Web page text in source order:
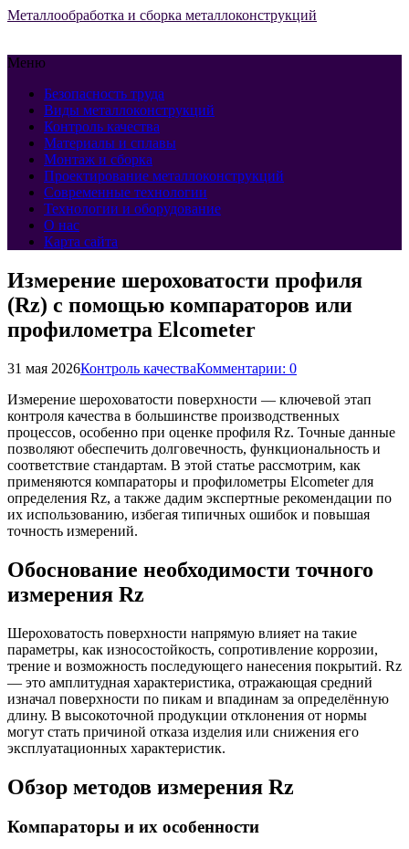
Металлообработка и сборка металлоконструкций
Меню
Безопасность труда
Виды металлоконструкций
Контроль качества
Материалы и сплавы
Монтаж и сборка
Проектирование металлоконструкций
Современные технологии
Технологии и оборудование
О нас
Карта сайта
Измерение шероховатости профиля
(Rz) с помощью компараторов или
профилометра Elcometer
31 мая 2026Контроль качестваКомментарии: 0
Измерение шероховатости поверхности — ключевой этап
контроля качества в большинстве производственных
процессов, особенно при оценке профиля Rz. Точные данные
позволяют обеспечить долговечность, функциональность и
соответствие стандартам. В этой статье рассмотрим, как
применяются компараторы и профилометры Elcometer для
определения Rz, а также дадим экспертные рекомендации по
их использованию, избегая типичных ошибок и повышая
точность измерений.
Обоснование необходимости точного
измерения Rz
Шероховатость поверхности напрямую влияет на такие
параметры, как износостойкость, сопротивление коррозии,
трение и возможность последующего нанесения покрытий. Rz
— это амплитудная характеристика, отражающая средний
изначал поверхности по пикам и впадинам за определённую
длину. В высокоточной продукции отклонения от нормы
могут стать причиной отказа изделия или снижения его
эксплуатационных характеристик.
Обзор методов измерения Rz
Компараторы и их особенности